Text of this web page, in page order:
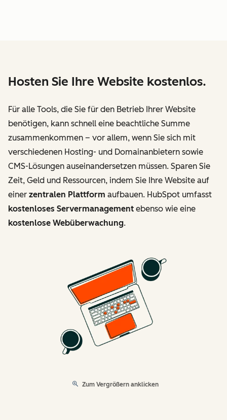
Hosten Sie Ihre Website kostenlos.
Für alle Tools, die Sie für den Betrieb Ihrer Website
benötigen, kann schnell eine beachtliche Summe
zusammenkommen – vor allem, wenn Sie sich mit
verschiedenen Hosting- und Domainanbietern sowie
CMS-Lösungen auseinandersetzen müssen. Sparen Sie
Zeit, Geld und Ressourcen, indem Sie Ihre Website auf
einer zentralen Plattform aufbauen. HubSpot umfasst
kostenloses Servermanagement ebenso wie eine
kostenlose Webüberwachung.
Zum Vergrößern anklicken